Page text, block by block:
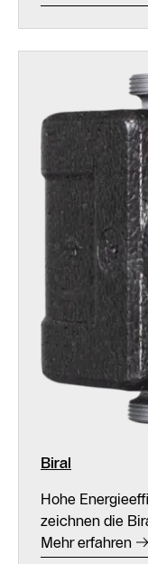
Biral
Hohe
zeichnen die
Mehr erfahren